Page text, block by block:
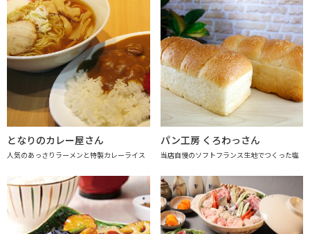
となりのカレー屋さん
人気のあっさりラーメンと特製カレーライス
パン工房 くろわっさん
当店自慢のソフトフランス生地でつくった塩